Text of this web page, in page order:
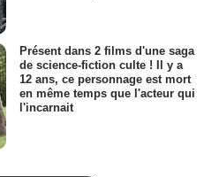
Présent dans 2 films d'une saga
de science-fiction culte ! Il y a
12 ans, ce personnage est mort
en même temps que l'acteur qui
l'incarnait